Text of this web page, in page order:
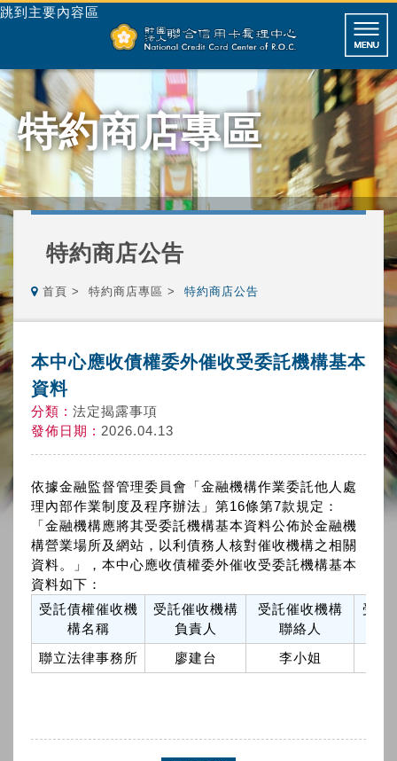
跳到主要內容區
特約商店專區
特約商店公告
首頁 特約商店專區 特約商店公告
本中心應收債權委外催收受委託機構基本
資料
分類 : 法定揭露事項
發佈日期 : 2026.04.13
依據金融監督管理委員會「金融機構作業委託他人處
理內部作業制度及程序辦法」第16條第7款規定：
「金融機構應將其受委託機構基本資料公佈於金融機
構營業場所及網站，以利債務人核對催收機構之相關
資料。」，本中心應收債權委外催收受委託機構基本
資料如下：
受託債權催收機
構名稱
受託催收機構
負責人
受託催收機構
聯絡人
受託
聯立法律事務所
廖建台 李小姐